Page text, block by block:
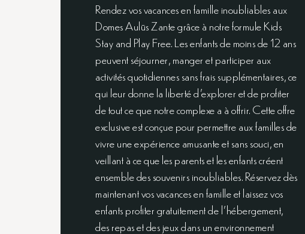
Rendez vos vacances en famille inoubliables aux
Domes Aulūs Zante grâce à notre formule Kids
Stay and Play Free. Les enfants de moins de 12 ans
peuvent séjourner, manger et participer aux
activités quotidiennes sans frais supplémentaires, ce
qui leur donne la liberté d’explorer et de profiter
de tout ce que notre complexe a à offrir. Cette offre
exclusive est conçue pour permettre aux familles de
vivre une expérience amusante et sans souci, en
veillant à ce que les parents et les enfants créent
ensemble des souvenirs inoubliables. Réservez dès
maintenant vos vacances en famille et laissez vos
enfants profiter gratuitement de l’hébergement,
des repas et des jeux dans un environnement